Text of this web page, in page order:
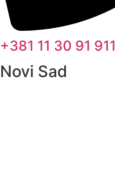
+381 11 30 91 911
Novi Sad